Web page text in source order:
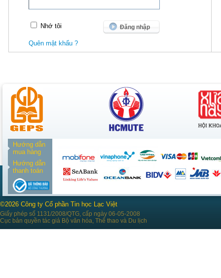
Nhớ tôi
Quên mật khẩu ?
Hướng dẫn
mua hàng
Hướng dẫn
thanh toán
©2026 Công ty Cổ phần Tin học Lạc Việt
Giấy phép số 1131/2008/QTG, cấp ngày 06-05-2008
Cục bản quyền tác giả Bộ văn hóa, Thể thao và Du lịch